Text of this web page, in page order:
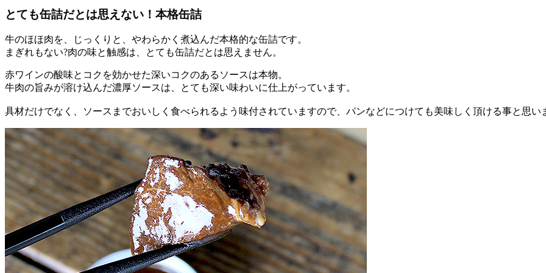
とても缶詰だとは思えない！本格缶詰
牛のほほ肉を、じっくりと、やわらかく煮込んだ本格的な缶詰です。
まぎれもない?肉の味と触感は、とても缶詰だとは思えません。
赤ワインの酸味とコクを効かせた深いコクのあるソースは本物。
牛肉の旨みが溶け込んだ濃厚ソースは、とても深い味わいに仕上がっています。
具材だけでなく、ソースまでおいしく食べられるよう味付されていますので、パンなどにつけても美味しく頂ける事と思い